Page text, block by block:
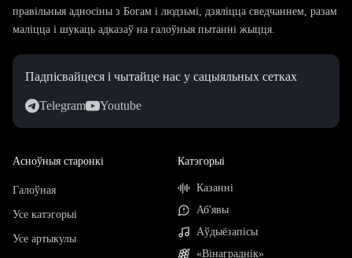
правільныя адносіны з Богам і людзьмі, дзяліцца сведчаннем, разам
маліцца і шукаць адказаў на галоўныя пытанні жыцця.
Падпісвайцеся і чытайце нас у сацыяльных сетках
Telegram Youtube
Асноўныя старонкі
Галоўная
Усе катэгорыі
Усе артыкулы
Катэгорыі
Казанні
Аб'явы
Аўдыёзапісы
«Вінаграднік»